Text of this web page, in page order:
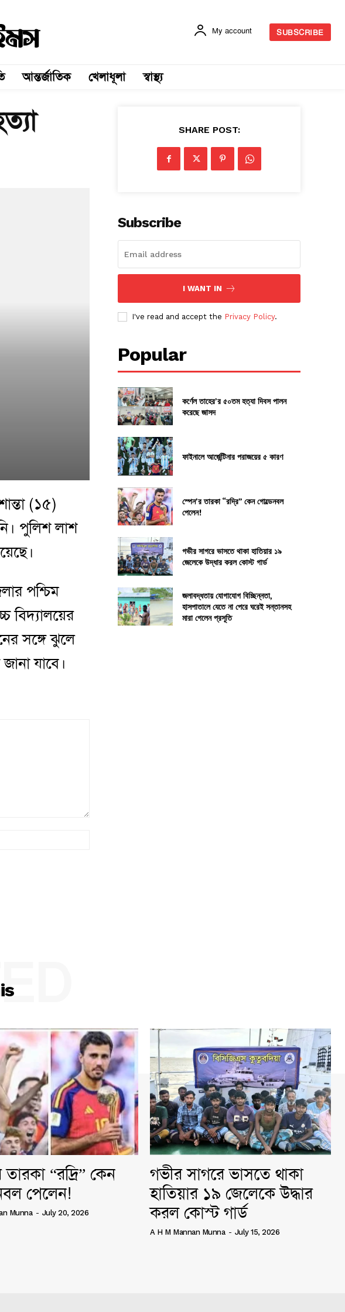
My account SUBSCRIBE
আন্তর্জাতিক খেলাধূলা স্বাস্থ্য
(১৫)
পুলিশ লাশ
পশ্চিম
বিদ্যালয়ের
সঙ্গে ঝুলে
যাবে।
SHARE POST:
Subscribe
I WANT IN
I've read and accept the Privacy Policy.
Popular
কর্ণেল তাহের’র ৫০তম হত্যা দিবস পালন
করেছে জাসদ
ফাইনালে আর্জেন্টিনার পরাজয়ের ৫ কারণ
স্পেন’র তারকা “রদ্রি” কেন গোল্ডেনবল
পেলেন!
গভীর সাগরে ভাসতে থাকা হাতিয়ার ১৯
জেলেকে উদ্ধার করল কোস্ট গার্ড
জলাবদ্ধতায় যোগাযোগ বিচ্ছিন্নতা,
হাসপাতালে যেতে না পেরে ঘরেই সন্তানসহ
মারা গেলেন প্রসূতি
তারকা “রদ্রি” কেন
পেলেন!
Munna - July 20, 2026
গভীর সাগরে ভাসতে থাকা
হাতিয়ার ১৯ জেলেকে উদ্ধার
করল কোস্ট গার্ড
A H M Mannan Munna - July 15, 2026